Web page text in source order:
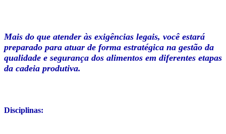
Mais do que atender às exigências legais, você estará
preparado para atuar de forma estratégica na gestão da
qualidade e segurança dos alimentos em diferentes etapas
da cadeia produtiva.
Disciplinas: